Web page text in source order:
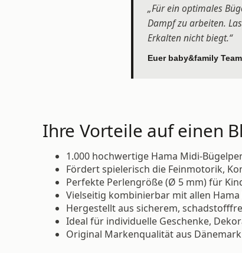
„Für ein optimales
Dampf zu arbeiten.
Erkalten nicht biegt.“
Euer baby&family Team
Ihre Vorteile auf einen
1.000 hochwertige Hama Midi-
Fördert spielerisch die Feinmotorik,
Perfekte Perlengröße (Ø 5 mm) für
Vielseitig kombinierbar mit allen
Hergestellt aus sicherem,
Ideal für individuelle Geschenke,
Original Markenqualität aus